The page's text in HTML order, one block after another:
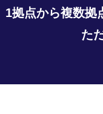
1拠点から複数拠
た